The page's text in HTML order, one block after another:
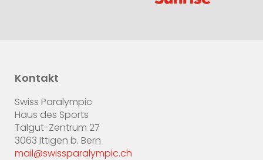
Kontakt
Swiss Paralympic
Haus des Sports
Talgut-Zentrum 27
3063 Ittigen b. Bern
mail@swissparalympic.ch